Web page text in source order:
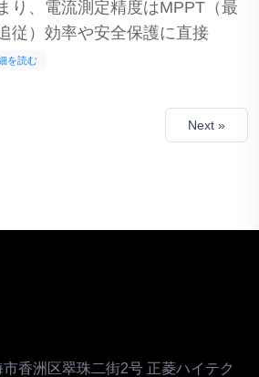
り、電流測定精度はMPPT（最
従）効率や安全保護に直接
を読む
Next »
香洲区翠珠二街2号 正菱ハイテク